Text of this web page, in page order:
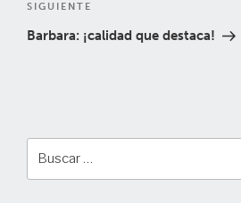
Siguiente
entrada
SIGUIENTE
Barbara: ¡calidad que destaca!